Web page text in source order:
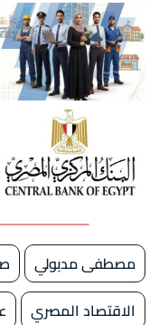
مصطفى مدبولي
الاقتصاد المصري